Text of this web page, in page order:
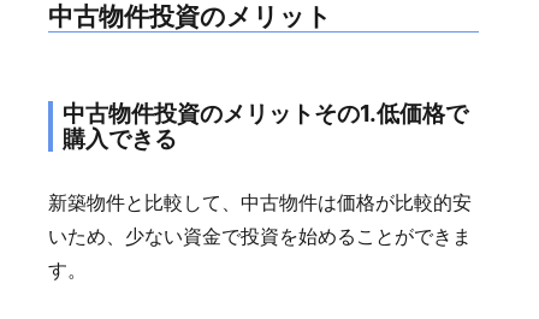
中古物件投資のメリット
中古物件投資のメリットその1.低価格で
購入できる
新築物件と比較して、中古物件は価格が比較的安
いため、少ない資金で投資を始めることができま
す。